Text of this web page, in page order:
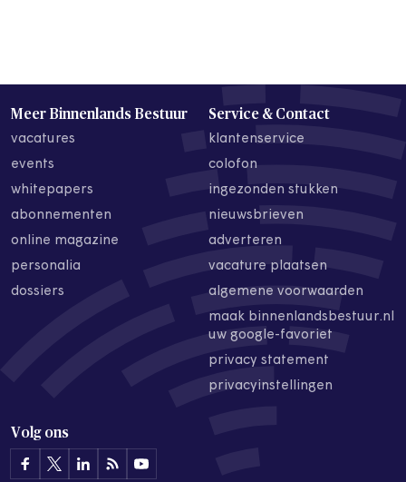
Meer Binnenlands Bestuur
vacatures
events
whitepapers
abonnementen
online magazine
personalia
dossiers
Service & Contact
klantenservice
colofon
ingezonden stukken
nieuwsbrieven
adverteren
vacature plaatsen
algemene voorwaarden
maak binnenlandsbestuur.nl
uw google-favoriet
privacy statement
privacyinstellingen
Volg ons